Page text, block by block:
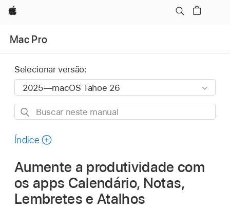
Apple
Mac Pro
Selecionar versão:
Buscar
manual
Índice
Aumente a produtividade com
os apps Calendário, Notas,
Lembretes e Atalhos